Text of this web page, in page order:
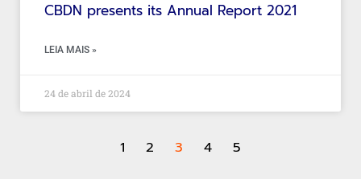
CBDN presents its Annual Report 2021
LEIA MAIS »
24 de abril de 2024
1 2 3 4 5